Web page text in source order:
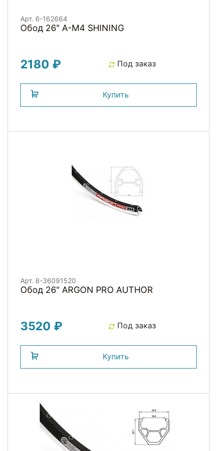
Арт. 6-162664
Обод 26" A-M4 SHINING
2180 ₽ Под заказ
Купить
Арт. 8-36091520
Обод 26" ARGON PRO AUTHOR
3520 ₽ Под заказ
Купить